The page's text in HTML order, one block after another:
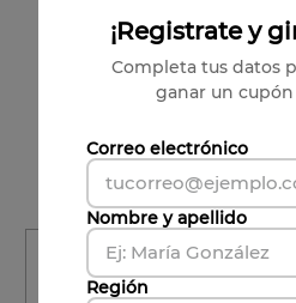
100% Montepulciano
Región
¡Registrate y
Completa tus datos
ganar un cupón
Correo electrónico
Nombre y apellido
Región